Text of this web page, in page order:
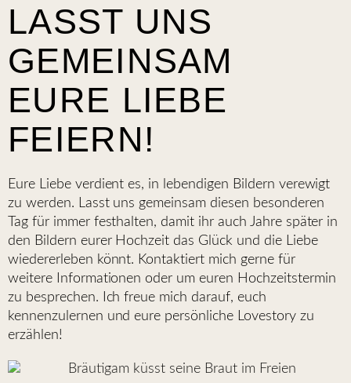
LASST UNS
GEMEINSAM
EURE LIEBE
FEIERN!
Eure Liebe verdient es, in lebendigen Bildern verewigt
zu werden. Lasst uns gemeinsam diesen besonderen
Tag für immer festhalten, damit ihr auch Jahre später in
den Bildern eurer Hochzeit das Glück und die Liebe
wiedererleben könnt. Kontaktiert mich gerne für
weitere Informationen oder um euren Hochzeitstermin
zu besprechen. Ich freue mich darauf, euch
kennenzulernen und eure persönliche Lovestory zu
erzählen!